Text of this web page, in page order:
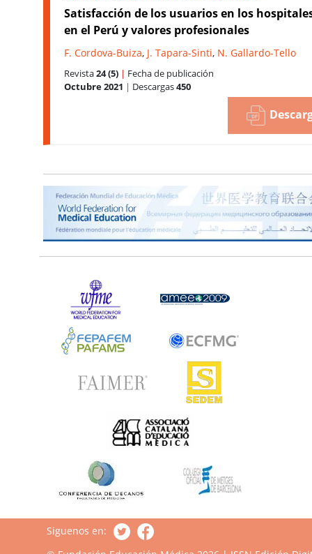
Satisfacción de los usuarios en los
en el Perú y valores profesionales
F. Cordova-Buiza, J. Tapara-Sinti, N. Gallardo-Tello
Revista24 (5) | Fecha de publicación
Octubre 2021 | Descargas450
Siguenos en: